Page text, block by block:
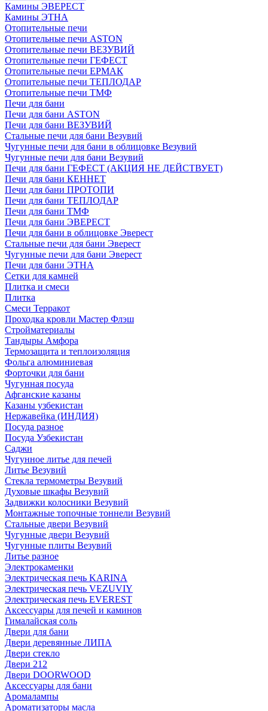
Камины ЭВЕРЕСТ
Камины ЭТНА
Отопительные печи
Отопительные печи ASTON
Отопительные печи ВЕЗУВИЙ
Отопительные печи ГЕФЕСТ
Отопительные печи ЕРМАК
Отопительные печи ТЕПЛОДАР
Отопительные печи ТМФ
Печи для бани
Печи для бани ASTON
Печи для бани ВЕЗУВИЙ
Стальные печи для бани Везувий
Чугунные печи для бани в облицовке Везувий
Чугунные печи для бани Везувий
Печи для бани ГЕФЕСТ (АКЦИЯ НЕ ДЕЙСТВУЕТ)
Печи для бани КЕННЕТ
Печи для бани ПРОТОПИ
Печи для бани ТЕПЛОДАР
Печи для бани ТМФ
Печи для бани ЭВЕРЕСТ
Печи для бани в облицовке Эверест
Стальные печи для бани Эверест
Чугунные печи для бани Эверест
Печи для бани ЭТНА
Сетки для камней
Плитка и смеси
Плитка
Смеси Терракот
Проходка кровли Мастер Флэш
Стройматериалы
Тандыры Амфора
Термозащита и теплоизоляция
Фольга алюминиевая
Форточки для бани
Чугунная посуда
Афганские казаны
Казаны узбекистан
Нержавейка (ИНДИЯ)
Посуда разное
Посуда Узбекистан
Саджи
Чугунное литье для печей
Литье Везувий
Стекла термометры Везувий
Духовые шкафы Везувий
Задвижки колосники Везувий
Монтажные топочные тоннели Везувий
Стальные двери Везувий
Чугунные двери Везувий
Чугунные плиты Везувий
Литье разное
Электрокаменки
Электрическая печь KARINA
Электрическая печь VEZUVIY
Электрическая печь EVEREST
Аксессуары для печей и каминов
Гималайская соль
Двери для бани
Двери деревянные ЛИПА
Двери стекло
Двери 212
Двери DOORWOOD
Аксессуары для бани
Аромалампы
Ароматизаторы масла